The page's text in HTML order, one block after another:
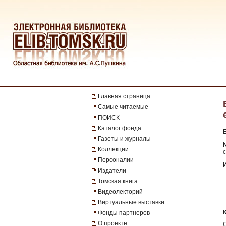
Главная страница
Самые читаемые
ПОИСК
Каталог фонда
Газеты и журналы
Коллекции
Персоналии
Издатели
Томская книга
Видеолекторий
Виртуальные выставки
Фонды партнеров
О проекте